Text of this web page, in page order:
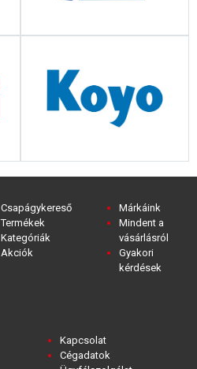
Csapágykereső
Termékek
Kategóriák
Akciók
Márkáink
Mindent a
vásárlásról
Gyakori
kérdések
Kapcsolat
Cégadatok